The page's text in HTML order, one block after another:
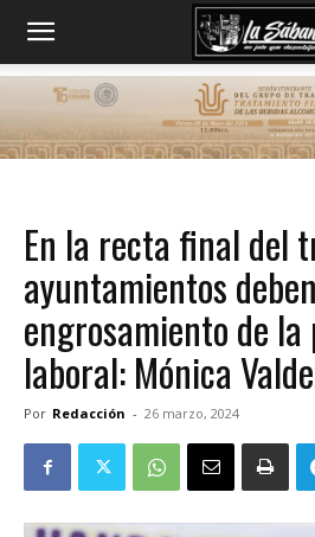
En la recta final del
ayuntamientos
engrosamiento de
laboral: Mónica
Por Redacción - 26 marzo, 2024